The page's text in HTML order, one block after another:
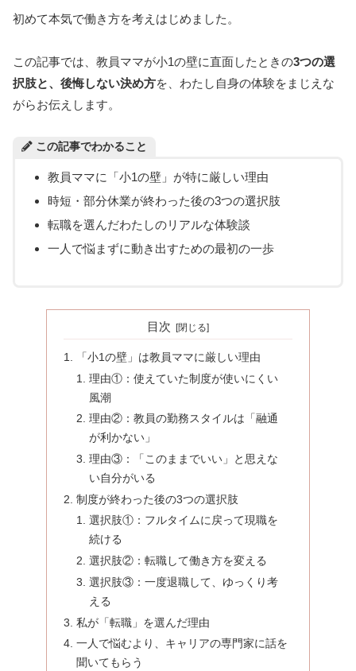
初めて本気で働き方を考えはじめました。
この記事では、教員ママが小1の壁に直面したときの3つの選
択肢と、後悔しない決め方を、わたし自身の体験をまじえな
がらお伝えします。
この記事でわかること
教員ママに「小1の壁」が特に厳しい理由
時短・部分休業が終わった後の3つの選択肢
転職を選んだわたしのリアルな体験談
一人で悩まずに動き出すための最初の一歩
目次
「小1の壁」は教員ママに厳しい理由
理由①：使えていた制度が使いにくい
風潮
理由②：教員の勤務スタイルは「融通
が利かない」
理由③：「このままでいい」と思えな
い自分がいる
制度が終わった後の3つの選択肢
選択肢①：フルタイムに戻って現職を
続ける
選択肢②：転職して働き方を変える
選択肢③：一度退職して、ゆっくり考
える
私が「転職」を選んだ理由
一人で悩むより、キャリアの専門家に話を
聞いてもらう